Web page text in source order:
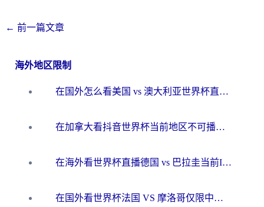
← 前一篇文章
海外地区限制
在国外怎么看美国 vs 澳大利亚世界杯直播？海外党必藏的中文解说观赛指南
在加拿大看抖音世界杯当前地区不可播放？海外党体育观赛终极指南
在海外看世界杯直播德国 vs 巴拉圭当前IP受限制？这篇指南帮你轻松解决地区限制
在国外看世界杯法国 VS 摩洛哥仅限中国大陆？别让地域限制拦下你的欢呼